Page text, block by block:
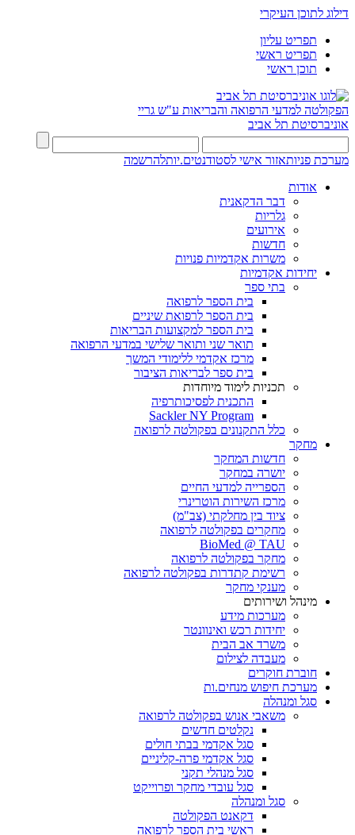
דילוג לתוכן העיקרי
תפריט עליון
תפריט ראשי
תוכן ראשי
הפקולטה למדעי הרפואה והבריאות ע"ש גריי
אוניברסיטת תל אביב
מערכת פניותאזור אישי לסטודנטים.יותלהרשמה
אודות
דבר הדקאנית
גלריות
אירועים
חדשות
משרות אקדמיות פנויות
יחידות אקדמיות
בתי ספר
בית הספר לרפואה
בית הספר לרפואת שיניים
בית הספר למקצועות הבריאות
תואר שני ותואר שלישי במדעי הרפואה
מרכז אקדמי ללימודי המשך
בית ספר לבריאות הציבור
תכניות לימוד מיוחדות
התכנית לפסיכותרפיה
Sackler NY Program
כלל התקנונים בפקולטה לרפואה
מחקר
חדשות המחקר
יושרה במחקר
הספרייה למדעי החיים
מרכז השירות הוטרינרי
ציוד בין מחלקתי (צב"מ)
מחקרים בפקולטה לרפואה
BioMed @ TAU
מחקר בפקולטה לרפואה
רשימת קתדרות בפקולטה לרפואה
מענקי מחקר
מינהל ושירותים
מערכות מידע
יחידות רכש ואינוונטר
משרד אב הבית
מעבדה לצילום
חוברת חוקרים
מערכת חיפוש מנחים.ות
סגל ומנהלה
משאבי אנוש בפקולטה לרפואה
נקלטים חדשים
סגל אקדמי בבתי חולים
סגל אקדמי פרה-קליניים
סגל מנהלי תקני
סגל עובדי מחקר ופרוייקט
סגל ומנהלה
דקאנט הפקולטה
ראשי בית הספר לרפואה